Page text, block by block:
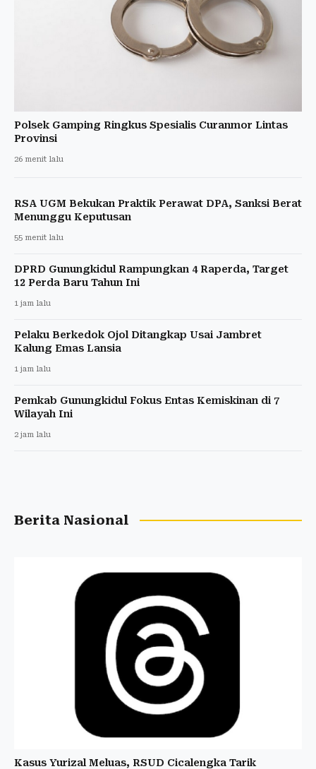
Polsek Gamping Ringkus Spesialis Curanmor Lintas
Provinsi
26 menit lalu
RSA UGM Bekukan Praktik Perawat DPA, Sanksi Berat
Menunggu Keputusan
55 menit lalu
DPRD Gunungkidul Rampungkan 4 Raperda, Target
12 Perda Baru Tahun Ini
1 jam lalu
Pelaku Berkedok Ojol Ditangkap Usai Jambret
Kalung Emas Lansia
1 jam lalu
Pemkab Gunungkidul Fokus Entas Kemiskinan di 7
Wilayah Ini
2 jam lalu
Berita Nasional
Kasus Yurizal Meluas, RSUD Cicalengka Tarik